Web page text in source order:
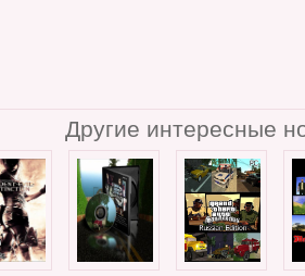
Другие интересные